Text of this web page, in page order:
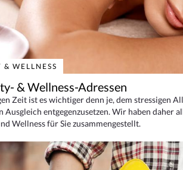
& WELLNESS
& Wellness-Adressen
Zeit ist es wichtiger denn je, dem stressigen
Ausgleich entgegenzusetzen. Wir haben daher
Wellness für Sie zusammengestellt.